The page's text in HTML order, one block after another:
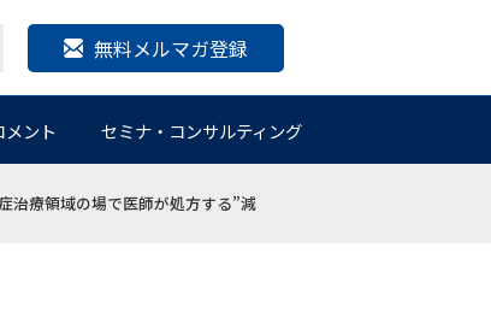
無料メルマガ登録
ント セミナ・コンサルティング
治療領域の場で医師が処方する”減